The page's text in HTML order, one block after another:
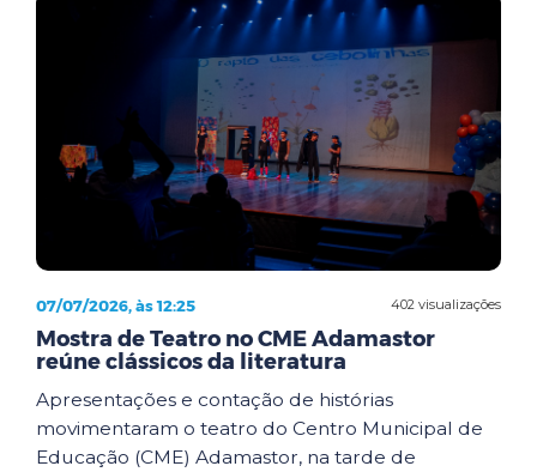
402 visualizações
07/07/2026, às 12:25
Mostra de Teatro no CME Adamastor
reúne clássicos da literatura
Apresentações e contação de histórias
movimentaram o teatro do Centro Municipal de
Educação (CME) Adamastor, na tarde de